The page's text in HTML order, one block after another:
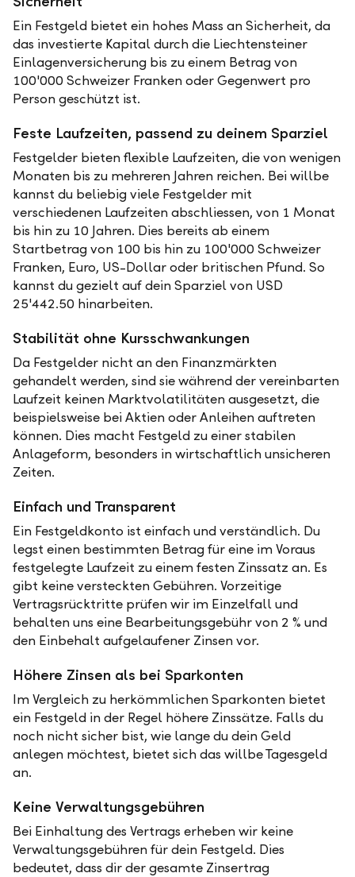
Ein Festgeld bietet ein hohes Mass an Sicherheit, da
das investierte Kapital durch die Liechtensteiner
Einlagenversicherung bis zu einem Betrag von
100'000 Schweizer Franken oder Gegenwert pro
Person geschützt ist.
Feste Laufzeiten, passend zu deinem Sparziel
Festgelder bieten flexible Laufzeiten, die von wenigen
Monaten bis zu mehreren Jahren reichen. Bei willbe
kannst du beliebig viele Festgelder mit
verschiedenen Laufzeiten abschliessen, von 1 Monat
bis hin zu 10 Jahren. Dies bereits ab einem
Startbetrag von 100 bis hin zu 100'000 Schweizer
Franken, Euro, US-Dollar oder britischen Pfund. So
kannst du gezielt auf dein Sparziel von USD
25'442.50 hinarbeiten.
Stabilität ohne Kursschwankungen
Da Festgelder nicht an den Finanzmärkten
gehandelt werden, sind sie während der vereinbarten
Laufzeit keinen Marktvolatilitäten ausgesetzt, die
beispielsweise bei Aktien oder Anleihen auftreten
können. Dies macht Festgeld zu einer stabilen
Anlageform, besonders in wirtschaftlich unsicheren
Zeiten.
Einfach und Transparent
Ein Festgeldkonto ist einfach und verständlich. Du
legst einen bestimmten Betrag für eine im Voraus
festgelegte Laufzeit zu einem festen Zinssatz an. Es
gibt keine versteckten Gebühren. Vorzeitige
Vertragsrücktritte prüfen wir im Einzelfall und
behalten uns eine Bearbeitungsgebühr von 2 % und
den Einbehalt aufgelaufener Zinsen vor.
Höhere Zinsen als bei Sparkonten
Im Vergleich zu herkömmlichen Sparkonten bietet
ein Festgeld in der Regel höhere Zinssätze. Falls du
noch nicht sicher bist, wie lange du dein Geld
anlegen möchtest, bietet sich das willbe Tagesgeld
an.
Keine Verwaltungsgebühren
Bei Einhaltung des Vertrags erheben wir keine
Verwaltungsgebühren für dein Festgeld. Dies
bedeutet, dass dir der gesamte Zinsertrag